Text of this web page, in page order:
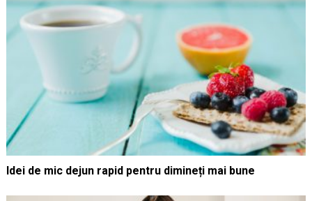
Idei de mic dejun rapid pentru dimineți mai bune